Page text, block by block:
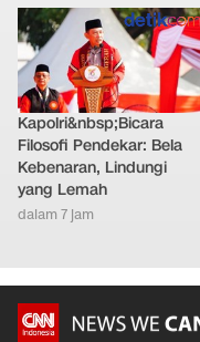
Kapolri&nbsp;Bicara
Filosofi Pendekar: Bela
Kebenaran, Lindungi
yang Lemah
dalam 7 jam